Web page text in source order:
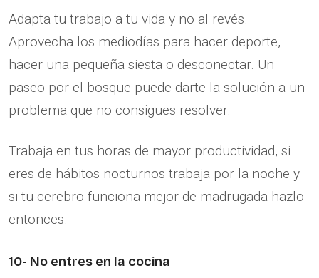
Adapta tu trabajo a tu vida y no al revés.
Aprovecha los mediodías para hacer deporte,
hacer una pequeña siesta o desconectar. Un
paseo por el bosque puede darte la solución a un
problema que no consigues resolver.
Trabaja en tus horas de mayor productividad, si
eres de hábitos nocturnos trabaja por la noche y
si tu cerebro funciona mejor de madrugada hazlo
entonces.
10- No entres en la cocina